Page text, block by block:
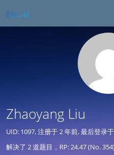
Zhaoyang Liu
UID: 1097, 注册于2 年前, 最后登录
解决了 2 道题目，RP: 24.47 (No.